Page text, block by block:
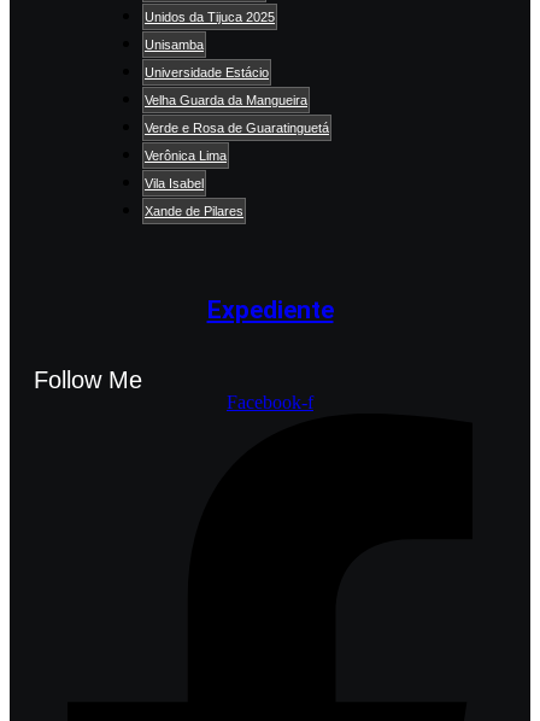
Unidos da Tijuca 2025
Unisamba
Universidade Estácio
Velha Guarda da Mangueira
Verde e Rosa de Guaratinguetá
Verônica Lima
Vila Isabel
Xande de Pilares
Expediente
Follow Me
Facebook-f